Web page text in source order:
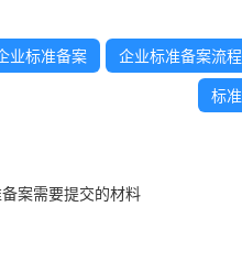
业标准备案 企业标准备案流程
标
案需要提交的材料